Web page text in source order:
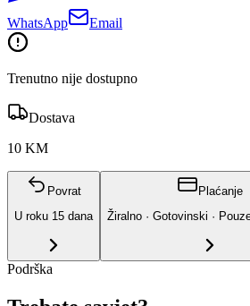
WhatsApp Email
Trenutno nije dostupno
Dostava
10 KM
Povrat
U roku 15 dana
Plaćanje
Žiralno · Gotovinski ·
Podrška